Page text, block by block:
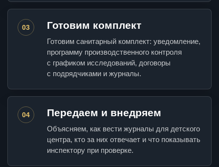
03 Готовим комплект
Готовим санитарный комплект: уведомление,
программу производственного контроля
с графиком исследований, договоры
с подрядчиками и журналы.
04 Передаем и внедряем
Объясняем, как вести журналы для детского
центра, кто за них отвечает и что показывать
инспектору при проверке.